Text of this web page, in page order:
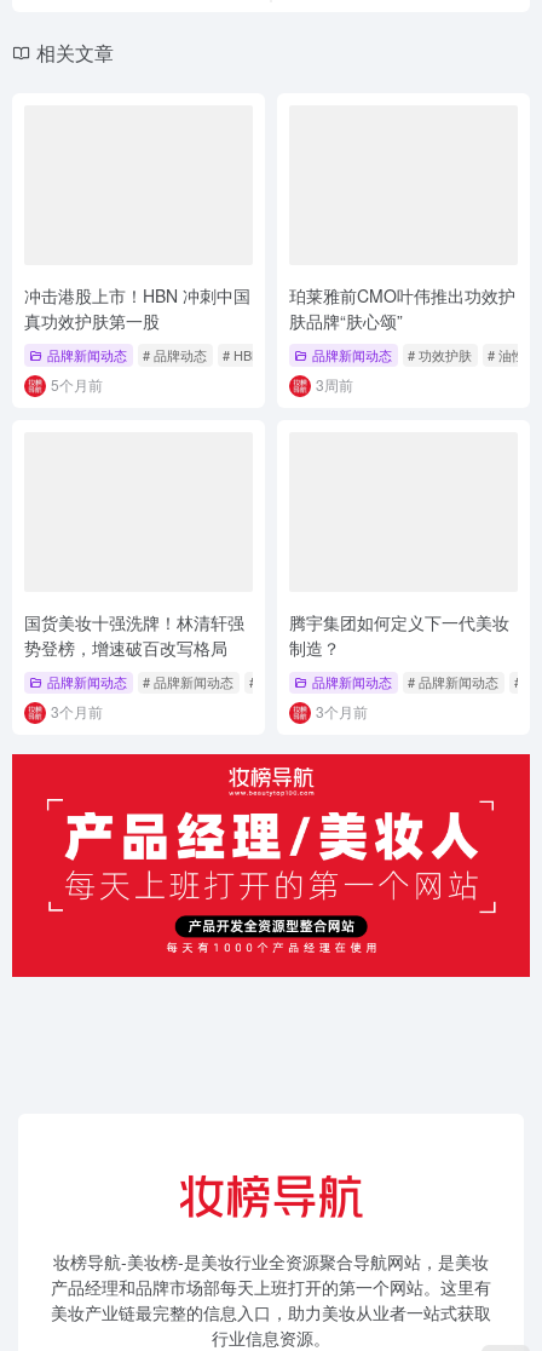
相关文章
冲击港股上市！HBN 冲刺中国
真功效护肤第一股
品牌新闻动态 # 品牌动态 # HBN
5个月前
珀莱雅前CMO叶伟推出功效护
肤品牌“肤心颂”
品牌新闻动态 # 功效护肤 # 油性敏
3周前
国货美妆十强洗牌！林清轩强
势登榜，增速破百改写格局
品牌新闻动态 # 品牌新闻动态 # 林清轩
3个月前
腾宇集团如何定义下一代美妆
制造？
品牌新闻动态 # 品牌新闻动态 # 腾
3个月前
妆榜导航-美妆榜-是美妆行业全资源聚合导航网站，是美妆
产品经理和品牌市场部每天上班打开的第一个网站。这里有
美妆产业链最完整的信息入口，助力美妆从业者一站式获取
行业信息资源。